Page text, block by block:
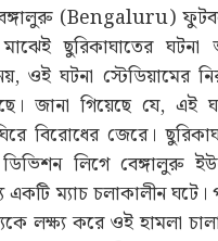
(Bengaluru)
ছুরিকাঘাতের ঘটনা
ওই ঘটনা স্টেডিয়ামের
জানা গিয়েছে যে, এই
বিরোধের জেরে।
লিগে বেঙ্গালুরু
একটি ম্যাচ চলাকালীন
লক্ষ্য করে ওই হামলা